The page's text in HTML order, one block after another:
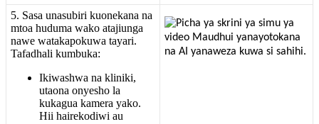
5. Sasa unasubiri kuonekana na
mtoa huduma wako atajiunga
nawe watakapokuwa tayari.
Tafadhali kumbuka:
Ikiwashwa na kliniki,
utaona onyesho la
kukagua kamera yako.
Hii hairekodiwi au